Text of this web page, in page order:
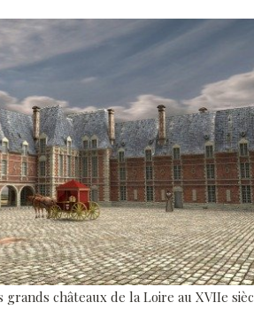
grands châteaux de la Loire au XVIIe